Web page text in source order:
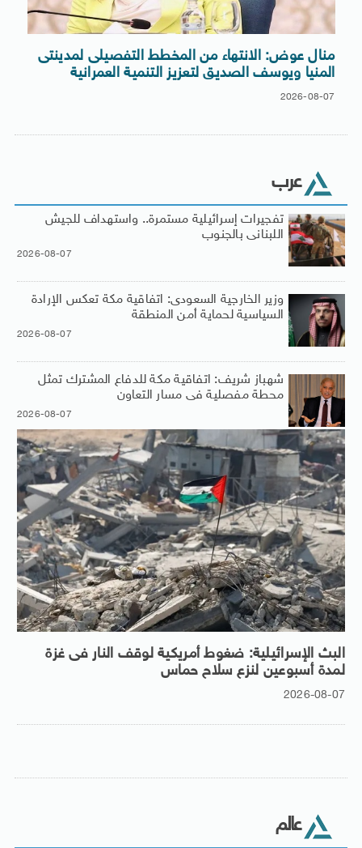
منال عوض: الانتهاء من المخطط التفصيلى لمدينتى
المنيا ويوسف الصديق لتعزيز التنمية العمرانية
2026-08-07
عرب
تفجيرات إسرائيلية مستمرة.. واستهداف للجيش
اللبنانى بالجنوب
2026-08-07
وزير الخارجية السعودى: اتفاقية مكة تعكس الإرادة
السياسية لحماية أمن المنطقة
2026-08-07
شهباز شريف: اتفاقية مكة للدفاع المشترك تمثل
محطة مفصلية فى مسار التعاون
2026-08-07
البث الإسرائيلية: ضغوط أمريكية لوقف النار فى غزة
لمدة أسبوعين لنزع سلاح حماس
2026-08-07
عالم